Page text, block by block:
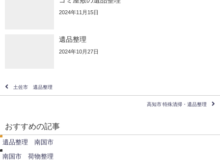
2024年11月15日
遺品整理
2024年10月27日
土佐市 遺品整理
高知市 特殊清掃・遺品整理
おすすめの記事
遺品整理 南国市
南国市 荷物整理